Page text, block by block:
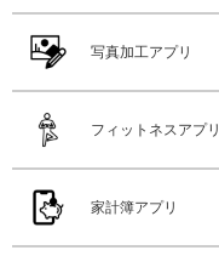
写真加工アプリ
フィットネスアプリ
家計簿アプリ